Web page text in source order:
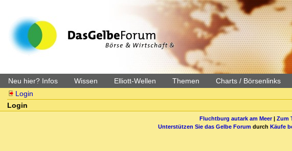
Neu hier? Infos Wissen Elliott-Wellen Themen Charts / Börsenlinks
Login
Login
Fluchtburg autark am Meer| Zum
Unterstützen Sie das Gelbe Forum durch Käufe